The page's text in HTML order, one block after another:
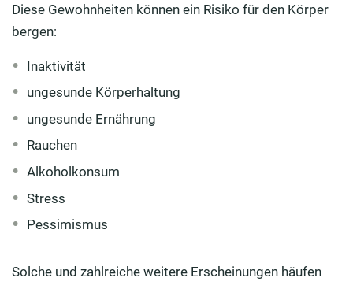
Diese Gewohnheiten können ein Risiko für den Körper
bergen:
Inaktivität
ungesunde Körperhaltung
ungesunde Ernährung
Rauchen
Alkoholkonsum
Stress
Pessimismus
Solche und zahlreiche weitere Erscheinungen häufen